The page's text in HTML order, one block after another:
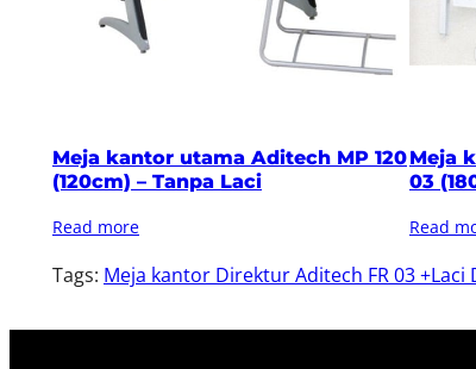
Meja kantor utama Aditech MP 120
(120cm) – Tanpa Laci
Read more
Meja
03
Read
Tags: Meja kantor Direktur Aditech FR 03 +Laci